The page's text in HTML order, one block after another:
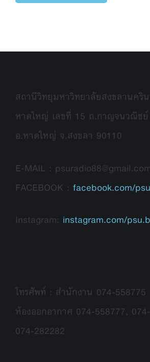
สถานีวิทยุมหาวิทยาลัยสงขลานคริ
หาดใหญ่ เลขที่ 15 ถ.กาญจนวณิช
อ.หาดใหญ่ จ.สงขลา 90110
E-MAIL :
FACEBOOK : facebook.com/
Instagram: instagram.com/
โทรศัพท์ : สำนักงาน 074-558775
ห้องออกอากาศ 074-558777,
074-282282